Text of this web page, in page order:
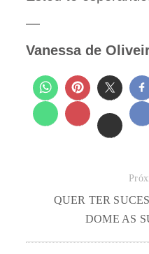
—
Vanessa de
QUER TER
DOME AS